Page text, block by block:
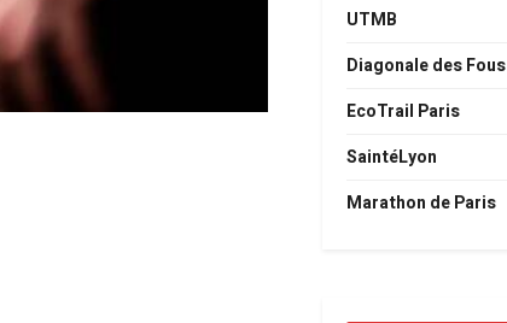
UTMB
Diagonale des Fous
EcoTrail Paris
SaintéLyon
Marathon de Paris